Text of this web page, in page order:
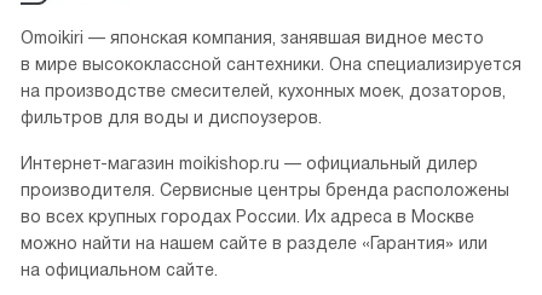
Omoikiri — японская компания, занявшая видное место
в мире высококлассной сантехники. Она специализируется
на производстве смесителей, кухонных моек, дозаторов,
фильтров для воды и диспоузеров.
Интернет-магазин moikishop.ru — официальный дилер
производителя. Сервисные центры бренда расположены
во всех крупных городах России. Их адреса в Москве
можно найти на нашем сайте в разделе «Гарантия» или
на официальном сайте.